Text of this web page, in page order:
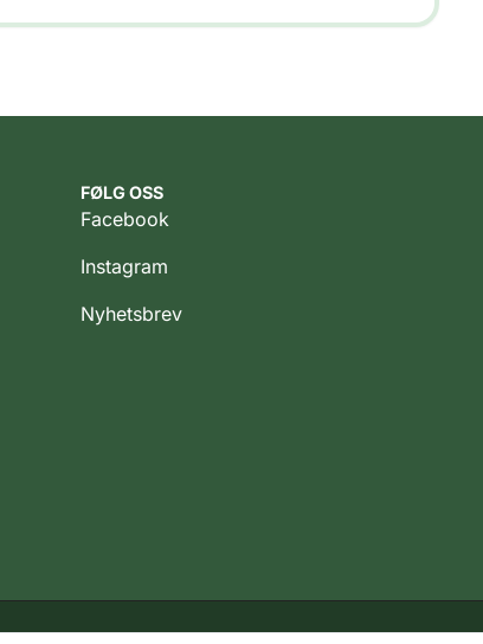
FØLG OSS
Facebook
Instagram
Nyhetsbrev